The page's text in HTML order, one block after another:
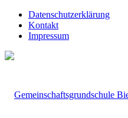
Datenschutzerklärung
Kontakt
Impressum